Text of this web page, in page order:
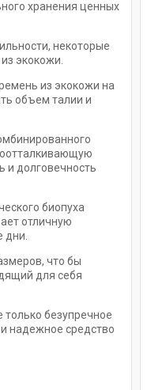
хранения ценных
некоторые
экокожи.
из экокожи на
объем талии и
и долговечность
биопуха
отличную
дни.
что бы
для себя
только безупречное
надежное средство